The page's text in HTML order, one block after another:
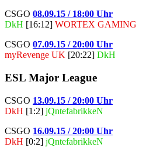
CSGO 08.09.15 / 18:00 Uhr
DkH [16:12] WORTEX GAMING
CSGO 07.09.15 / 20:00 Uhr
myRevenge UK [20:22] DkH
ESL Major League
CSGO 13.09.15 / 20:00 Uhr
DkH [1:2] jQntefabrikkeN
CSGO 16.09.15 / 20:00 Uhr
DkH [0:2] jQntefabrikkeN